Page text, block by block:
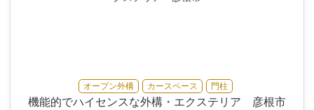
オープン外構 カースペース 門柱
機能的でハイセンスな外構・エクステリア 彦根市